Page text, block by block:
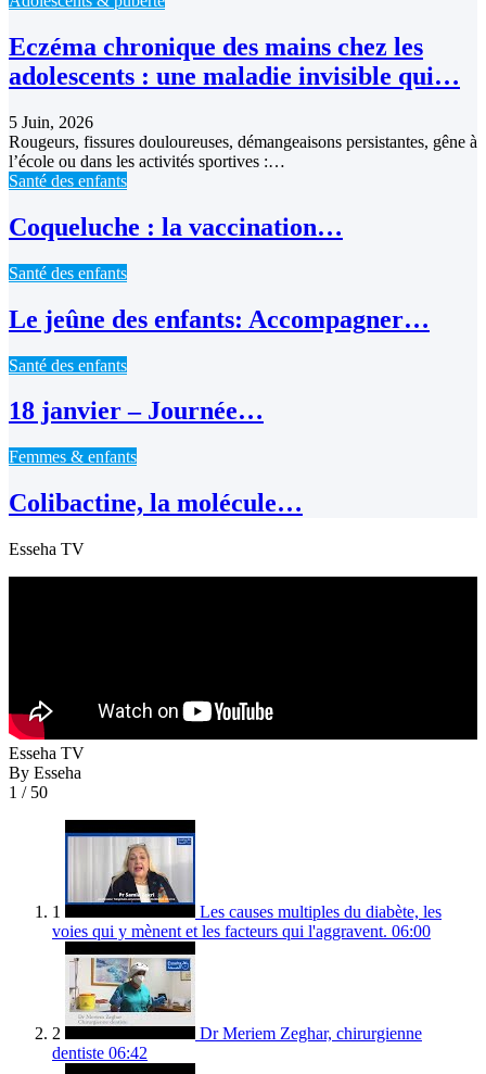
Eczéma chronique des mains chez les
adolescents : une maladie invisible qui…
5 Juin, 2026
Rougeurs, fissures douloureuses, démangeaisons persistantes, gêne à
l’école ou dans les activités sportives :…
Santé des enfants
Coqueluche : la vaccination…
Santé des enfants
Le jeûne des enfants: Accompagner…
Santé des enfants
18 janvier – Journée…
Femmes & enfants
Colibactine, la molécule…
Esseha TV
Esseha TV
By Esseha
1 / 50
1
Les causes multiples du diabète, les
voies qui y mènent et les facteurs qui l'aggravent. 06:00
2
Dr Meriem Zeghar, chirurgienne
dentiste 06:42